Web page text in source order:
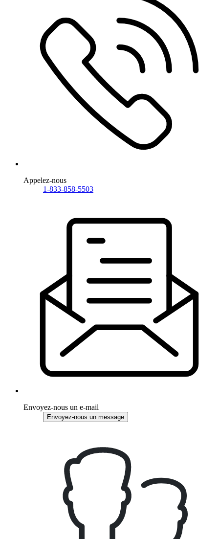
Appelez-nous
1-833-858-5503
Envoyez-nous un e-mail
Envoyez-nous un message